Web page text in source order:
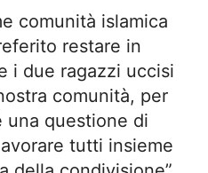
comunità islamica
restare in
i due ragazzi uccisi
comunità, per
una questione di
tutti insieme